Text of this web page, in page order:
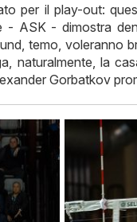
per il play-out:
- ASK - dimostra
temo, voleranno
naturalmente, la
Gorbatkov